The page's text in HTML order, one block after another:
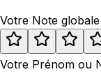
Votre Note globale
Votre Prénom ou